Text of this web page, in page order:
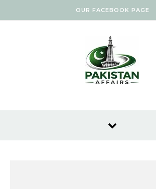
OUR FACEBOOK PAGE